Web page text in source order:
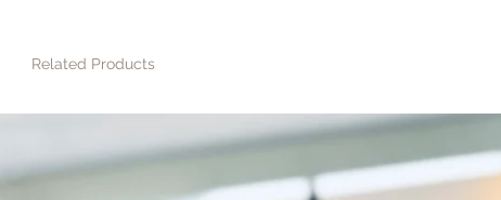
dan contact op voor het maken van een
Related Products